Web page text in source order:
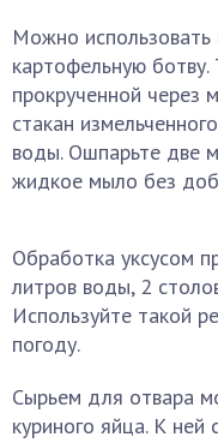
Можно
картофельную ботву.
прокрученной через
стакан
воды. Ошпарьте две
жидкое мыло без
Обработка уксусом
литров воды, 2
Используйте такой
погоду.
Сырьем для отвара
куриного яйца. К